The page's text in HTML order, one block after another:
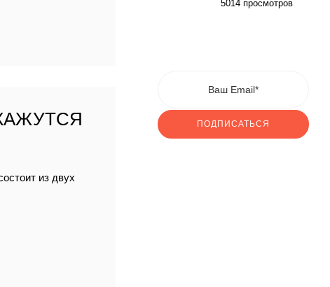
из двух
5014 просмотров
ПОДПИСАТЬСЯ